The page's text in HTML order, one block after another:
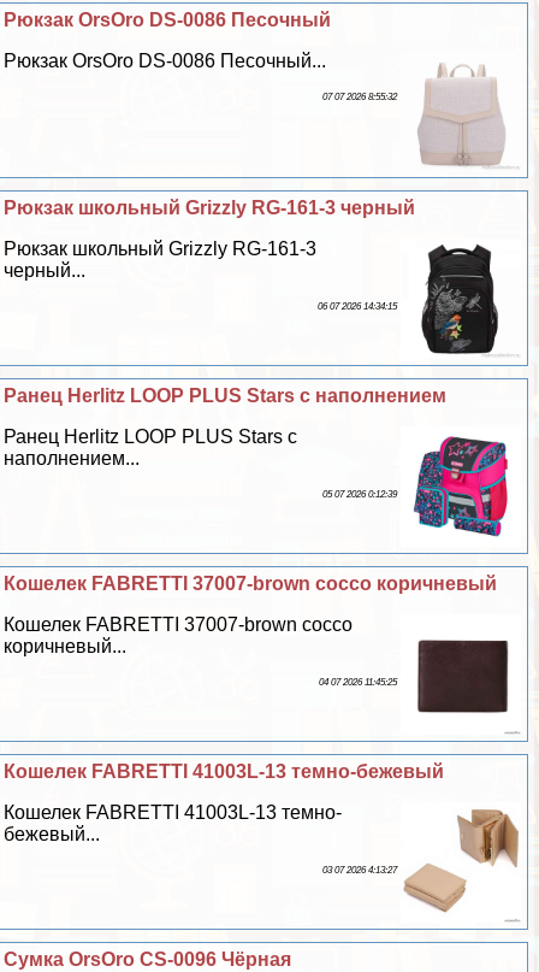
Рюкзак OrsOro DS-0086 Песочный
Рюкзак OrsOro DS-0086 Песочный...
07 07 2026 8:55:32
Рюкзак школьный Grizzly RG-161-3 черный
Рюкзак школьный Grizzly RG-161-3
черный...
06 07 2026 14:34:15
Ранец Herlitz LOOP PLUS Stars с наполнением
Ранец Herlitz LOOP PLUS Stars с
наполнением...
05 07 2026 0:12:39
Кошелек FABRETTI 37007-brown cocco коричневый
Кошелек FABRETTI 37007-brown cocco
коричневый...
04 07 2026 11:45:25
Кошелек FABRETTI 41003L-13 темно-бежевый
Кошелек FABRETTI 41003L-13 темно-
бежевый...
03 07 2026 4:13:27
Сумка OrsOro CS-0096 Чёрная